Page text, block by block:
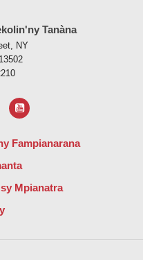
Tanàna
NY
Fampianarana
Mpianatra